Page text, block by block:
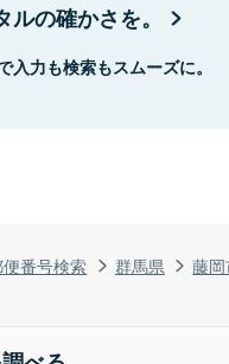
番号検索 群馬県 藤
の確かさを。
入力も検索もスムーズに。